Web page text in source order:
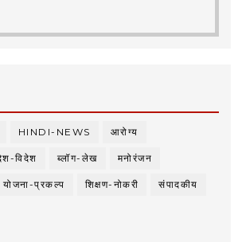
HINDI-NEWS आरोग्य
विदेश ब्लॉग-लेख मनोरंजन
योजना-प्रकल्प शिक्षण-नोकरी संपादकीय